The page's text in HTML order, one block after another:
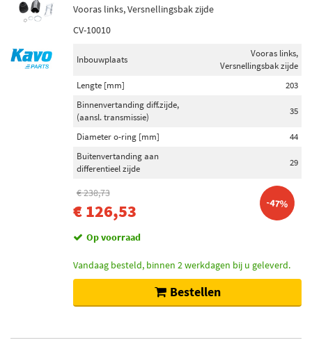
Vooras links, Versnellingsbak zijde
CV-10010
Inbouwplaats
Vooras links,
Versnellingsbak zijde
Lengte [mm]
203
Binnenvertanding diff.zijde,
(aansl. transmissie)
35
Diameter o-ring [mm]
44
Buitenvertanding aan
differentieel zijde
29
€ 238,73
€ 126,53 -47%
Op voorraad
Vandaag besteld, binnen 2 werkdagen bij u geleverd.
Bestellen